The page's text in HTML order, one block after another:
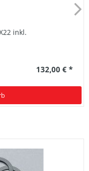
inkl.
132,00 € *